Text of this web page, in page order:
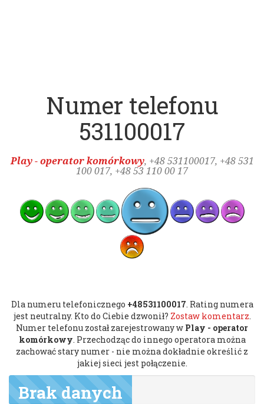
Numer telefonu
531100017
Play - operator komórkowy, +48 531100017, +48 531
100 017, +48 53 110 00 17
Dla numeru telefonicznego +48531100017. Rating numera
jest neutralny. Kto do Ciebie dzwonił? Zostaw komentarz.
Numer telefonu został zarejestrowany w Play - operator
komórkowy. Przechodząc do innego operatora można
zachować stary numer - nie można dokładnie określić z
jakiej sieci jest połączenie.
Brak danych